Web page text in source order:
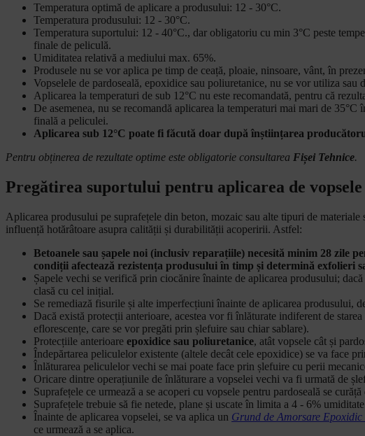
Temperatura optimă de aplicare a produsului: 12 - 30°C.
Temperatura produsului: 12 - 30°C.
Temperatura suportului: 12 - 40°C., dar obligatoriu cu min 3°C peste
finale de peliculă.
Umiditatea relativă a mediului max. 65%.
Produsele nu se vor aplica pe timp de ceață, ploaie, ninsoare, vânt, în
Vopselele de pardoseală, epoxidice sau poliuretanice, nu se vor utiliza sau
Aplicarea la temperaturi de sub 12°C nu este recomandată, pentru că
De asemenea, nu se recomandă aplicarea la temperaturi mai mari de
finală a peliculei.
Aplicarea sub 12°C poate fi făcută doar după înștiințarea
Pentru obținerea de rezultate optime este obligatorie consultarea Fișei Tehnice.
Pregătirea suportului pentru aplicarea de vopsele
Aplicarea produsului pe suprafețele din beton, mozaic sau alte tipuri de materiale
influență hotărâtoare asupra calității și durabilității acoperirii. Astfel:
Betoanele sau șapele noi (inclusiv reparațiile) necesită minim 28 zile
condiții afectează rezistența produsului în timp și determină exfolieri
Șapele vechi se verifică prin ciocănire înainte de aplicarea produsului;
clasă cu cel inițial.
Se remediază fisurile și alte imperfecțiuni înainte de aplicarea produsului,
Dacă există protecții anterioare, acestea vor fi înlăturate indiferent de
eflorescențe, care se vor pregăti prin șlefuire sau chiar sablare).
Protecțiile anterioare epoxidice sau poliuretanice, atât vopsele cât și
Îndepărtarea peliculelor existente (altele decât cele epoxidice) se va face
Înlăturarea peliculelor vechi se mai poate face prin șlefuire cu perii
Oricare dintre operațiunile de înlăturare a vopselei vechi va fi urmată de
Suprafețele ce urmează a se acoperi cu vopsele pentru pardoseală se
Suprafețele trebuie să fie netede, plane și uscate în limita a 4 - 6%
Înainte de aplicarea vopselei, se va aplica un Grund de Amorsare Epoxidic
ce urmează a se aplica.